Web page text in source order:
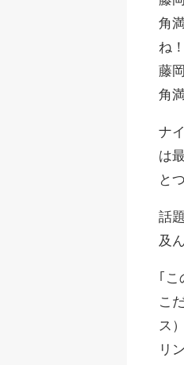
角
ね
藤
角
ナ
は
と
話
及
｢
こ
ス
リ